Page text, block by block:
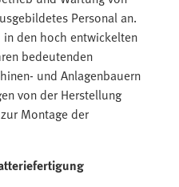
Personal an.
den hoch entwickelten
bedeutenden
und Anlagenbauern
von der Herstellung
Montage der